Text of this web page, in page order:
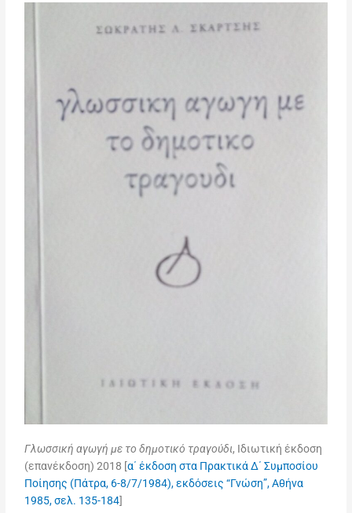
Γλωσσική αγωγή με το δημοτικό τραγούδι, Ιδιωτική έκδοση
(επανέκδοση) 2018 [α΄ έκδοση στα Πρακτικά Δ΄ Συμποσίου
Ποίησης (Πάτρα, 6-8/7/1984), εκδόσεις “Γνώση”, Αθήνα
1985, σελ. 135-184]